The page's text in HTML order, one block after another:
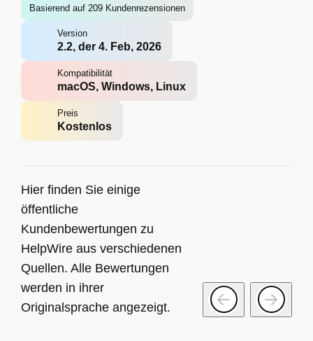
Basierend auf 209 Kundenrezensionen
Version
2.2, der 4. Feb, 2026
Kompatibilität
macOS, Windows, Linux
Preis
Kostenlos
Hier finden Sie einige
öffentliche
Kundenbewertungen zu
HelpWire aus verschiedenen
Quellen. Alle Bewertungen
werden in ihrer
Originalsprache angezeigt.